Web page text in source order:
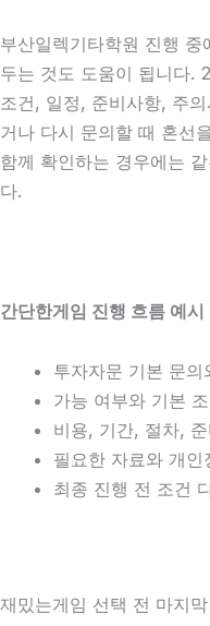
부산일렉기타학원 진행
두는 것도 도움이 됩니다.
조건, 일정, 준비사항, 주
거나 다시 문의할 때 혼선
함께 확인하는 경우에는
다.
간단한게임 진행 흐름 예
투자자문 기본 문
가능 여부와 기본
비용, 기간, 절차,
필요한 자료와 개
최종 진행 전 조건
재밌는게임 선택 전 마지